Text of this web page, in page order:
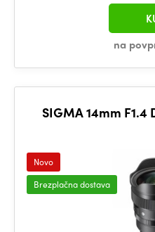
na
SIGMA 14mm F1.4
Novo
Brezplačna dostava